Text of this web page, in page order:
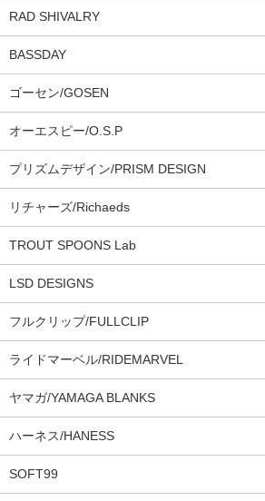
RAD SHIVALRY
BASSDAY
ゴーセン/GOSEN
オーエスピー/O.S.P
プリズムデザイン/PRISM DESIGN
リチャーズ/Richaeds
TROUT SPOONS Lab
LSD DESIGNS
フルクリップ/FULLCLIP
ライドマーベル/RIDEMARVEL
ヤマガ/YAMAGA BLANKS
ハーネス/HANESS
SOFT99